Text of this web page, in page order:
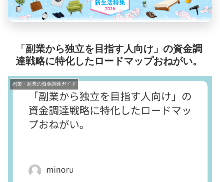
「副業から独立を目指す人向け」の資金調
達戦略に特化したロードマップおねがい。
副業・起業の資金調達ガイド